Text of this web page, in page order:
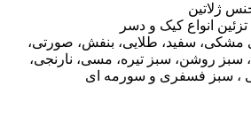
ژلاتین
انواع کیک و دسر
مشکی، سفید، طلایی، بنفش، صورتی،
سبز روشن، سبز تیره، مسی، نارنجی،
، سبز فسفری و سورمه ای